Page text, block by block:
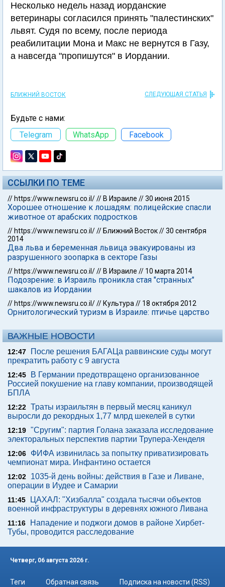
Несколько недель назад иорданские
ветеринары согласился принять "палестинских"
львят. Судя по всему, после периода
реабилитации Мона и Макс не вернутся в Газу,
а навсегда "пропишутся" в Иордании.
БЛИЖНИЙ ВОСТОК СЛЕДУЮЩАЯ СТАТЬЯ
Будьте с нами:
Telegram
WhatsApp Facebook
ССЫЛКИ ПО ТЕМЕ
// https://www.newsru.co.il/// В Израиле //30 июня 2015
Хорошее отношение к лошадям: полицейские спасли
животное от арабских подростков
// https://www.newsru.co.il/// Ближний Восток//30 сентября
2014
Два льва и беременная львица эвакуированы из
разрушенного зоопарка в секторе Газы
// https://www.newsru.co.il/// В Израиле // 10 марта 2014
Подозрение: в Израиль проникла стая "странных"
шакалов из Иордании
// https://www.newsru.co.il/// Культура // 18 октября 2012
Орнитологический туризм в Израиле: птичье царство
ВАЖНЫЕ НОВОСТИ
12:47
После решения БАГАЦа раввинские суды могут
прекратить работу с 9 августа
12:45
В Германии предотвращено организованное
Россией покушение на главу компании, производящей
БПЛА
12:22 Траты израильтян в первый месяц каникул
выросли до рекордных 1,77 млрд шекелей в сутки
12:19 "Сругим": партия Голана заказала исследование
электоральных перспектив партии Трупера-Хенделя
12:06
ФИФА извинилась за попытку приватизировать
чемпионат мира. Инфантино остается
12:02
1035-й день войны: действия в Газе и Ливане,
операции в Иудее и Самарии
11:45
ЦАХАЛ: "Хизбалла" создала тысячи объектов
военной инфраструктуры в деревнях южного Ливана
11:16
Нападение и поджоги домов в районе Хирбет-
Тубы, проводится расследование
Четверг, 06 августа 2026 г.
Теги Обратная связь Подписка на новости (RSS)